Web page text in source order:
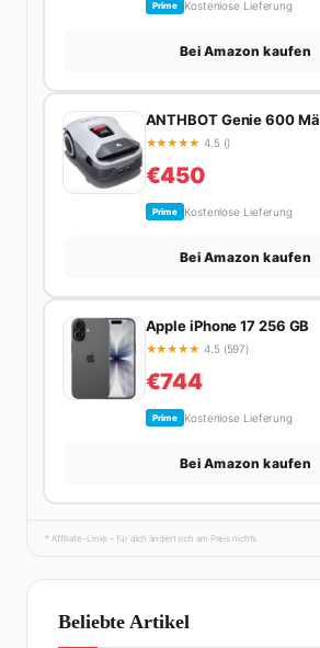
Prime Kostenlose Lieferung
Bei Amazon kaufen
ANTHBOT Genie 600
★★★★★ 4.5 ()
€450
Prime Kostenlose Lieferung
Bei Amazon kaufen
Apple iPhone 17 256 GB
★★★★★ 4.5 (597)
€744
Prime Kostenlose Lieferung
Bei Amazon kaufen
* Affiliate-Links – für dich ändert sich am Preis nichts.
Beliebte Artikel